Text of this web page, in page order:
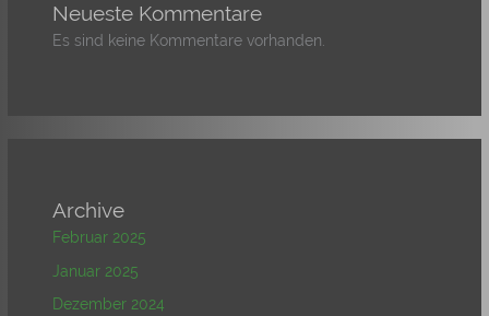
Neueste Kommentare
Es sind keine Kommentare vorhanden.
Archive
Februar 2025
Januar 2025
Dezember 2024